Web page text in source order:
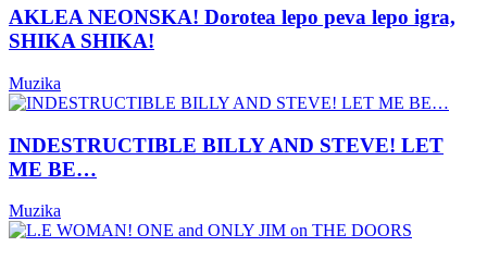
AKLEA NEONSKA! Dorotea lepo peva lepo igra,
SHIKA SHIKA!
Muzika
INDESTRUCTIBLE BILLY AND STEVE! LET
ME BE…
Muzika